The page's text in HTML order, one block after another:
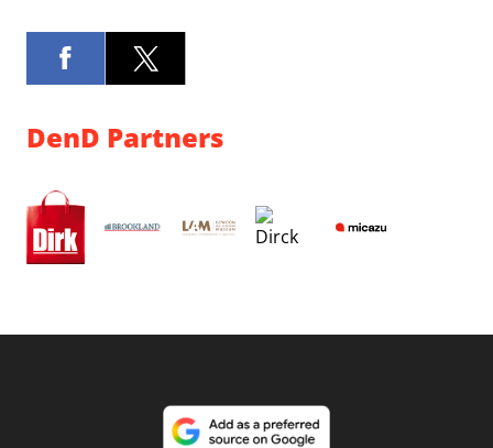
DenD Partners